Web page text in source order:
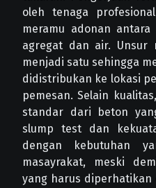
oleh tenaga
meramu adonan
agregat dan air. Unsur
menjadi satu sehingga
didistribukan ke lokasi
pemesan. Selain
standar dari beton
slump test dan
dengan kebutuhan
masayrakat, meski
yang harus